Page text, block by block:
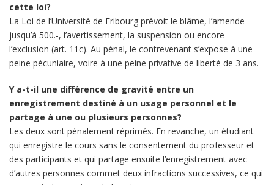
cette loi?
La Loi de l’Université de Fribourg prévoit le blâme, l’amende
jusqu’à 500.-, l’avertissement, la suspension ou encore
l’exclusion (art. 11c). Au pénal, le contrevenant s’expose à une
peine pécuniaire, voire à une peine privative de liberté de 3 ans.
Y a-t-il une différence de gravité entre un
enregistrement destiné à un usage personnel et le
partage à une ou plusieurs personnes?
Les deux sont pénalement réprimés. En revanche, un étudiant
qui enregistre le cours sans le consentement du professeur et
des participants et qui partage ensuite l’enregistrement avec
d’autres personnes commet deux infractions successives, ce qui